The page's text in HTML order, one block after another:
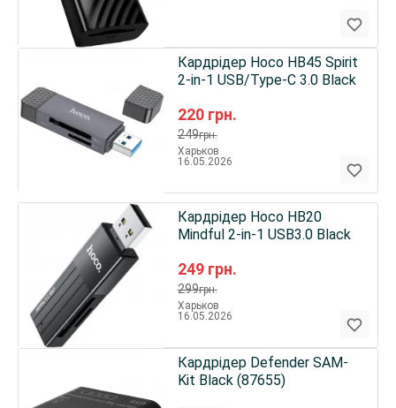
220 грн.
249грн.
Кардрідер Hoco HB45 Spirit
2-in-1 USB/Type-C 3.0 Black
Харьков
16.05.2026
249 грн.
299грн.
Кардрідер Hoco HB20
Mindful 2-in-1 USB3.0 Black
Харьков
16.05.2026
Кардрідер Defender SAM-
Kit Black (87655)